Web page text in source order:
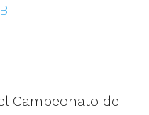
Campeonato de